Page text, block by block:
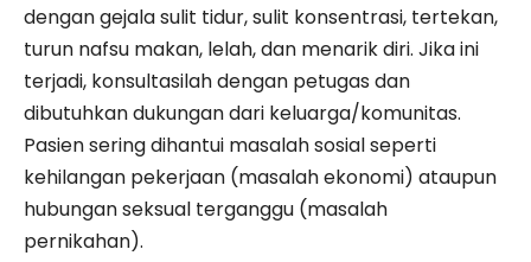
dengan gejala sulit tidur, sulit konsentrasi, tertekan,
turun nafsu makan, lelah, dan menarik diri. Jika ini
terjadi, konsultasilah dengan petugas dan
dibutuhkan dukungan dari keluarga/komunitas.
Pasien sering dihantui masalah sosial seperti
kehilangan pekerjaan (masalah ekonomi) ataupun
hubungan seksual terganggu (masalah
pernikahan).